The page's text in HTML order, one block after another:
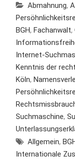
Abmahnung,
BGH, Fachanwalt,
Internet-
Kenntnis der
Köln,
Suchmaschine,
Allgemein,
Internationale